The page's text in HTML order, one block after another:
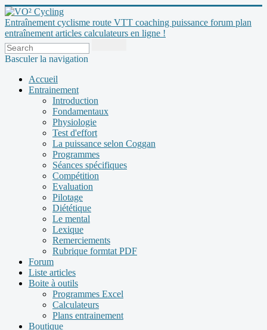
Entraînement cyclisme route VTT coaching puissance forum plan
entraînement articles calculateurs en ligne !
Basculer la navigation
Accueil
Entrainement
Introduction
Fondamentaux
Physiologie
Test d'effort
La puissance selon Coggan
Programmes
Séances spécifiques
Compétition
Evaluation
Pilotage
Diététique
Le mental
Lexique
Remerciements
Rubrique formtat PDF
Forum
Liste articles
Boite à outils
Programmes Excel
Calculateurs
Plans entrainement
Boutique